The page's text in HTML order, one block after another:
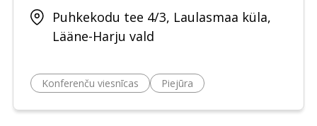
Puhkekodu tee 4/3, Laulasmaa küla,
Lääne-Harju vald
Konferenču viesnīcas Piejūra